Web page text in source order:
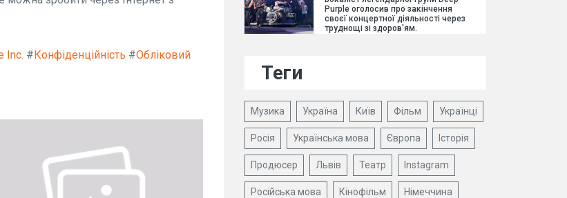
Inc. # Конфіденційність #Обліковий
Purple оголосив про закінчення
своєї концертної діяльності через
труднощі зі здоров'ям.
Теги
Музика Україна Київ Фільм Українці
Росія Українська мова Європа Історія
Продюсер Львів Театр Instagram
Російська мова Кінофільм Німеччина